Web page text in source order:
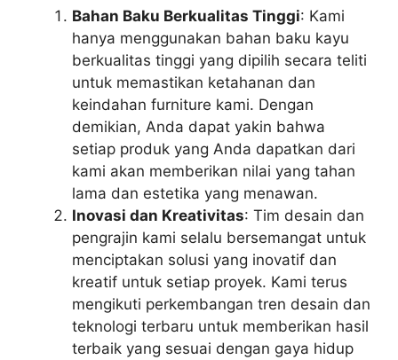
Bahan Baku Berkualitas Tinggi: Kami
hanya menggunakan bahan baku kayu
berkualitas tinggi yang dipilih secara teliti
untuk memastikan ketahanan dan
keindahan furniture kami. Dengan
demikian, Anda dapat yakin bahwa
setiap produk yang Anda dapatkan dari
kami akan memberikan nilai yang tahan
lama dan estetika yang menawan.
Inovasi dan Kreativitas: Tim desain dan
pengrajin kami selalu bersemangat untuk
menciptakan solusi yang inovatif dan
kreatif untuk setiap proyek. Kami terus
mengikuti perkembangan tren desain dan
teknologi terbaru untuk memberikan hasil
terbaik yang sesuai dengan gaya hidup